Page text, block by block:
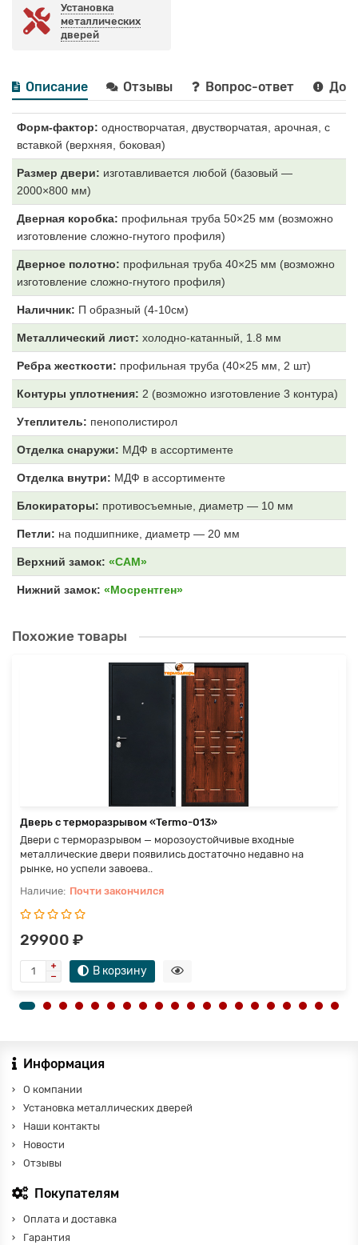
Установка
металлических
дверей
Описание Отзывы Вопрос-ответ
Форм-фактор: одностворчатая, двустворчатая, арочная, с
вставкой (верхняя, боковая)
Размер двери: изготавливается любой (базовый —
2000×800 мм)
Дверная коробка: профильная труба 50×25 мм (возможно
изготовление сложно-гнутого профиля)
Дверное полотно: профильная труба 40×25 мм (возможно
изготовление сложно-гнутого профиля)
Наличник: П образный (4-10см)
Металлический лист: холодно-катанный, 1.8 мм
Ребра жесткости: профильная труба (40×25 мм, 2 шт)
Контуры уплотнения: 2 (возможно изготовление 3 контура)
Утеплитель: пенополистирол
Отделка снаружи: МДФ в ассортименте
Отделка внутри: МДФ в ассортименте
Блокираторы: противосъемные, диаметр — 10 мм
Петли: на подшипнике, диаметр — 20 мм
Верхний замок: «САМ»
Нижний замок: «Мосрентген»
Похожие товары
Дверь с терморазрывом «Termo-013»
Двери с терморазрывом — морозоустойчивые входные
металлические двери появились достаточно недавно на
рынке, но успели завоева..
Почти закончился
29900 ₽
В корзину
Информация
О компании
Установка металлических дверей
Наши контакты
Новости
Отзывы
Покупателям
Оплата и доставка
Гарантия